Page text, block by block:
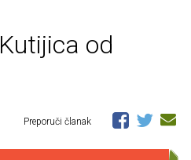
od
Preporuči članak